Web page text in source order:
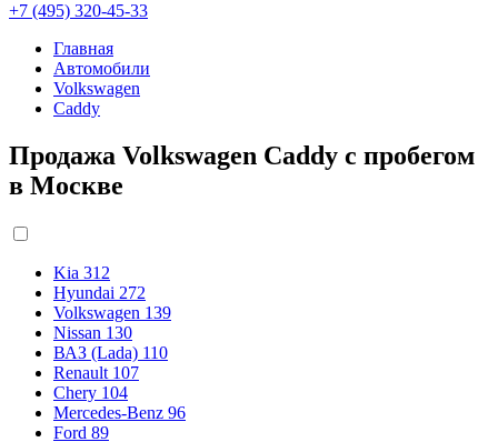
+7 (495) 320-45-33
Главная
Автомобили
Volkswagen
Caddy
Продажа Volkswagen Caddy с пробегом
в Москве
Kia 312
Hyundai 272
Volkswagen 139
Nissan 130
ВАЗ (Lada) 110
Renault 107
Chery 104
Mercedes-Benz 96
Ford 89